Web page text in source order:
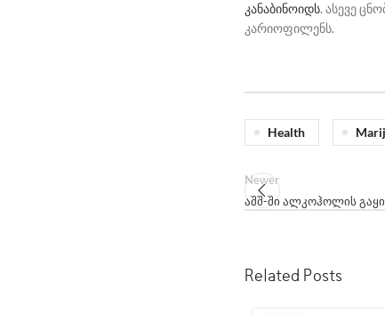
კანაბინოიდს. ასევე
კარიოფილენს.
Health
Newer
აშშ-ში ალკოჰოლის
Related Posts